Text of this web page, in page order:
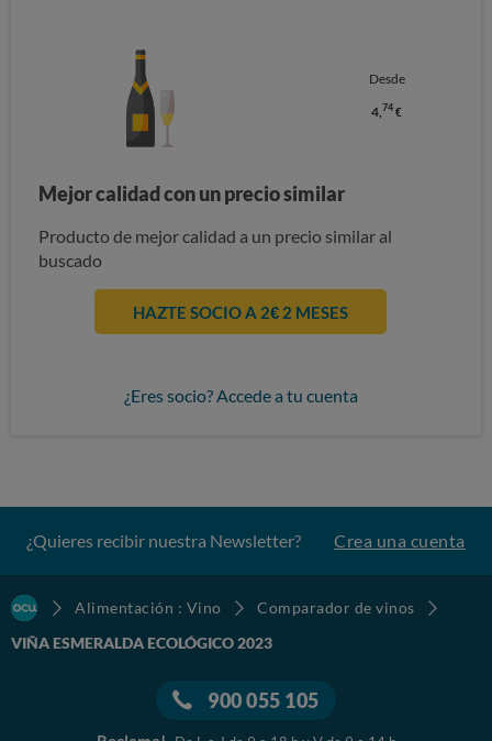
Desde
4, 74 €
Mejor calidad con un precio similar
Producto de mejor calidad a un precio similar al
buscado
HAZTE SOCIO A 2€ 2 MESES
¿Eres socio? Accede a tu cuenta
¿Quieres recibir nuestra Newsletter? Crea una cuenta
Alimentación : Vino
Comparador de vinos
VIÑA ESMERALDA ECOLÓGICO 2023
900 055 105